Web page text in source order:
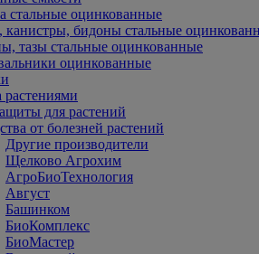
стальные оцинкованные
канистры, бидоны стальные
тазы стальные оцинкованные
оцинкованные
растениями
для растений
от болезней растений
Другие производители
Щелково Агрохим
АгроБиоТехнология
Август
Башинком
БиоКомплекс
БиоМастер